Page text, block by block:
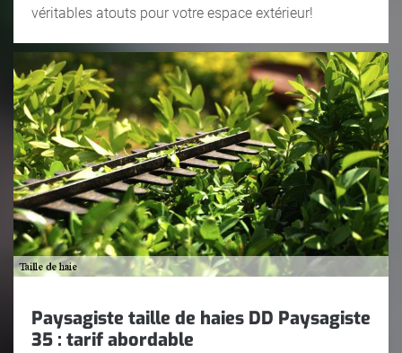
véritables atouts pour votre espace extérieur!
Paysagiste taille de haies DD Paysagiste
35 : tarif abordable